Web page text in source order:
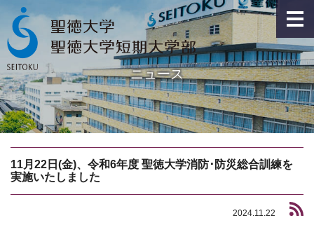
ニュース
11月22日(金)、令和6年度 聖徳大学消防･防災総合訓練を
実施いたしました
2024.11.22